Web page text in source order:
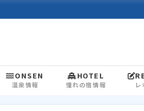
ONSEN
温泉情報
HOTEL
憧れの宿情報 レ